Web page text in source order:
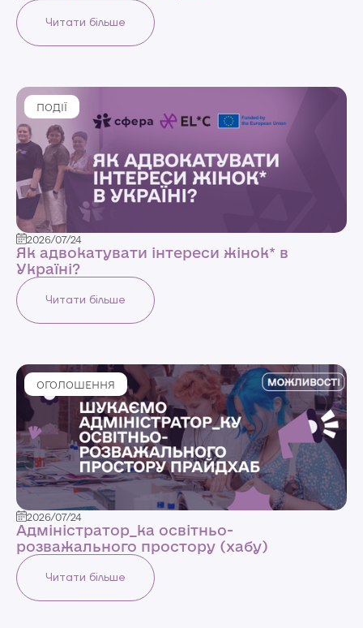
Читати більше
ПОДІЇ
2026/07/24
Як адвокатувати інтереси жінок* в
Україні?
Читати більше
ОГОЛОШЕННЯ
2026/07/24
Адміністратор_ка освітньо-
розважального простору (хабу)
Читати більше